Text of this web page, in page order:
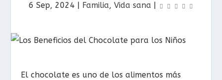
6 Sep, 2024 | Familia, Vida sana |
El chocolate es uno de los alimentos más